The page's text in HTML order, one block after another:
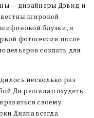
— дизайнеры Дэвид и
широкой
блузки, в
фотосессии после
создать для
несколько раз
Ди решила похудеть.
своему
Диана всегда